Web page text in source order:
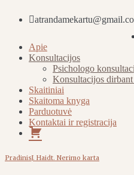
Atrandame kartu
Apie
Konsultacijos
Psichologo
Konsultacijos dirbant
Skaitiniai
Skaitoma knyga
Parduotuvė
Kontaktai ir registracija
Pirkinių
krepšelis
PradinisJ. Haidt. Nerimo karta